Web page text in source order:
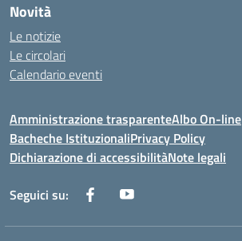
Novità
Le notizie
Le circolari
Calendario eventi
Amministrazione trasparenteAlbo On-line
Bacheche IstituzionaliPrivacy Policy
Dichiarazione di accessibilitàNote legali
Seguici su: